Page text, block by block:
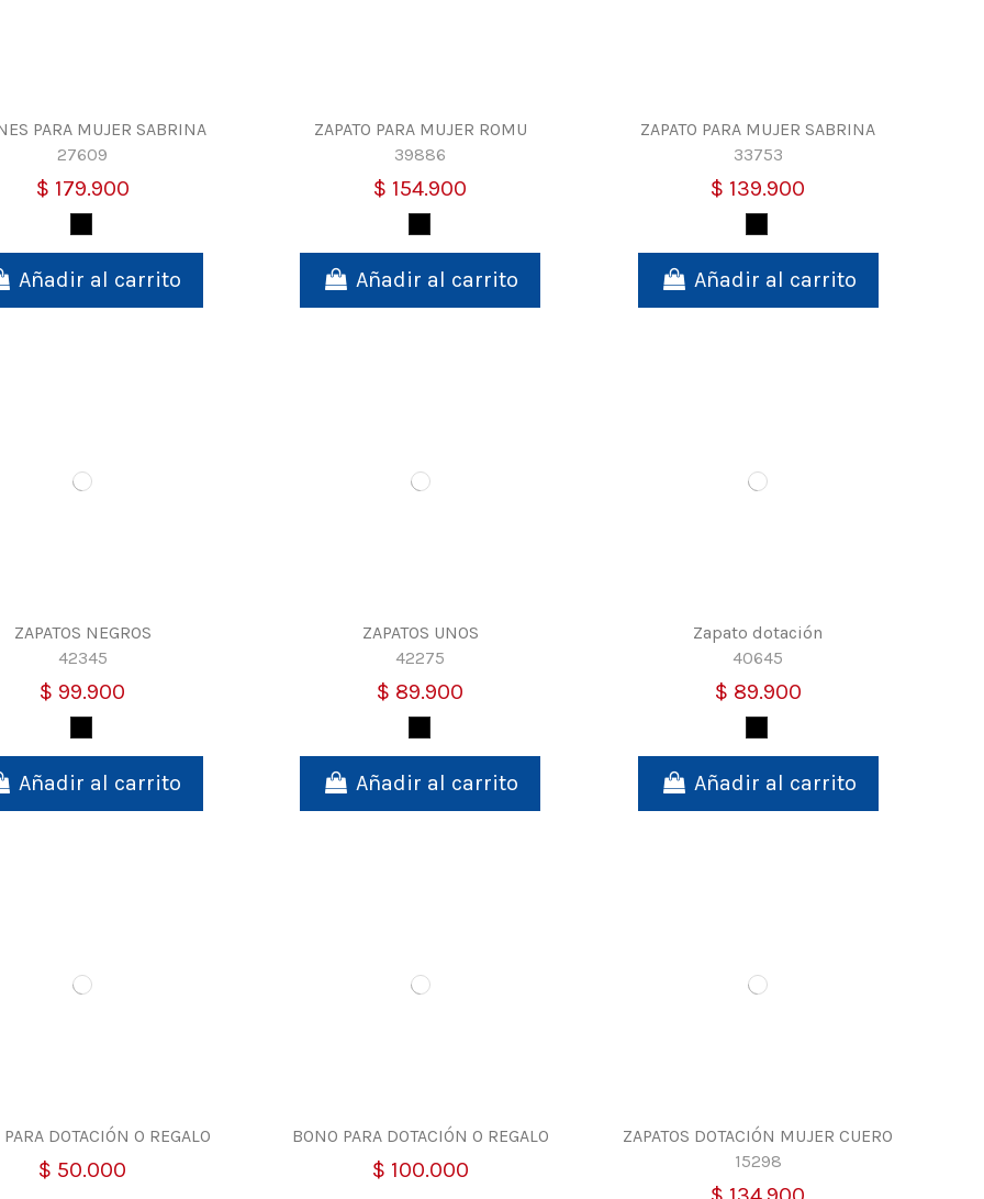
PARA MUJER SABRINA
27609
$ 179.900
Negro
Añadir al carrito
ZAPATO PARA MUJER ROMU
39886
$ 154.900
Negro
Añadir al carrito
ZAPATO PARA MUJER SABRINA
33753
$ 139.900
Negro
Añadir al carrito
ZAPATOS NEGROS
42345
$ 99.900
Negro
Añadir al carrito
ZAPATOS UNOS
42275
$ 89.900
Negro
Añadir al carrito
Zapato dotación
40645
$ 89.900
Negro
Añadir al carrito
DOTACIÓN O REGALO
$ 50.000
BONO PARA DOTACIÓN O REGALO
$ 100.000
ZAPATOS DOTACIÓN MUJER CUERO
15298